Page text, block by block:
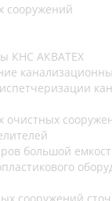
сооружений
КНС АКВАТЕХ
очистных
большой